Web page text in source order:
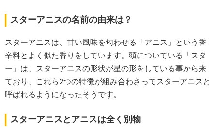
スターアニスの名前の由来は？
スターアニスは、甘い風味を匂わせる「アニス」という香
辛料とよく似た香りをしています。頭についている「スタ
ー」は、スターアニスの形状が星の形をしている事から来
ており、これら2つの特徴が組み合わさってスターアニスと
呼ばれるようになったそうです。
スターアニスとアニスは全く別物